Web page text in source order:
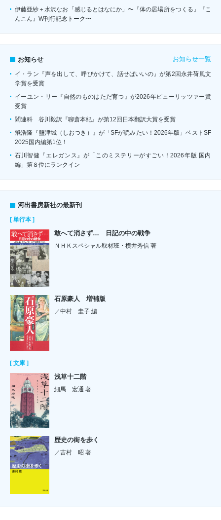
伊藤亜紗＋水沢なお「感じるとはなにか」〜『体の居場所をつくる』『こ
んこん』W刊行記念トーク〜
お知らせ お知らせ一覧
イ・ラン『声を出して、呼びかけて、話せばいいの』が第2回永井荷風文
学賞を受賞
イーユン・リー『自然のものはただ育つ』が2026年ピューリッツァー賞
受賞
閻連科 谷川毅訳『聊斎本紀』が第12回日本翻訳大賞を受賞
飛浩隆『鹽津城（しおつき）』が「SFが読みたい！2026年版」ベストSF
2025国内編第1位！
石川智健『エレガンス』が「このミステリーがすごい！2026年版 国内
編」第８位にランクイン
河出書房新社の最新刊
[ 単行本 ]
敢へて消さず… 日記の中の戦争
ＮＨＫスペシャル取材班・横井秀信 著
石原豪人 増補版
／中村 圭子 編
[ 文庫 ]
浅草十二階
細馬 宏通 著
歴史の街を歩く
／吉村 昭 著